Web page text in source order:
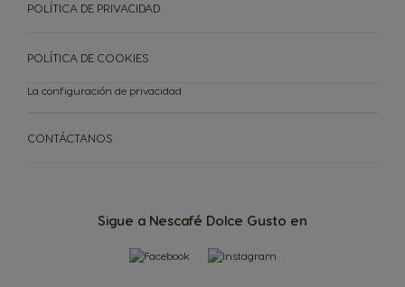
Sigue a Nescafé Dolce Gusto en
CONTÁCTANOS
POLÍTICA DE PRIVACIDAD
POLÍTICA DE COOKIES
La configuración de privacidad